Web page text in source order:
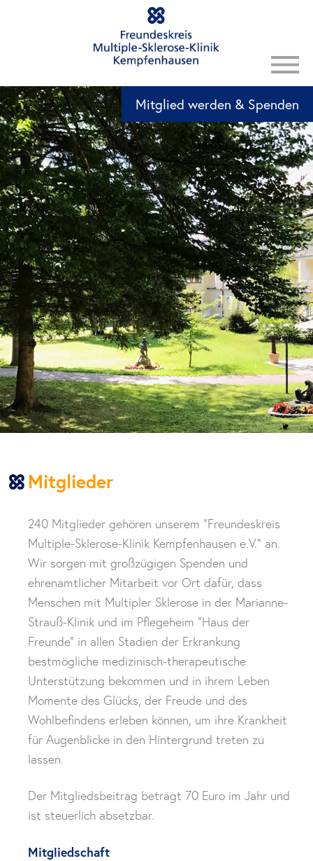
Mitglied werden & Spenden
Mitglieder
240 Mitglieder gehören unserem “Freundeskreis
Multiple-Sklerose-Klinik Kempfenhausen e.V.” an.
Wir sorgen mit großzügigen Spenden und
ehrenamtlicher Mitarbeit vor Ort dafür, dass
Menschen mit Multipler Sklerose in der Marianne-
Strauß-Klinik und im Pflegeheim “Haus der
Freunde” in allen Stadien der Erkrankung
bestmögliche medizinisch-therapeutische
Unterstützung bekommen und in ihrem Leben
Momente des Glücks, der Freude und des
Wohlbefindens erleben können, um ihre Krankheit
für Augenblicke in den Hintergrund treten zu
lassen.
Der Mitgliedsbeitrag beträgt 70 Euro im Jahr und
ist steuerlich absetzbar.
Mitgliedschaft